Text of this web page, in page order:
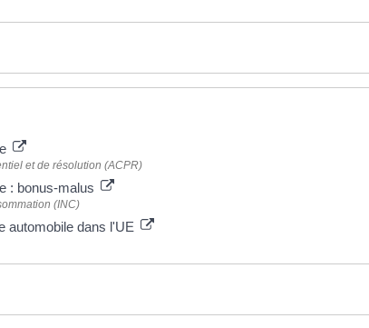
et de résolution (ACPR)
: bonus-malus
(INC)
automobile dans l'UE